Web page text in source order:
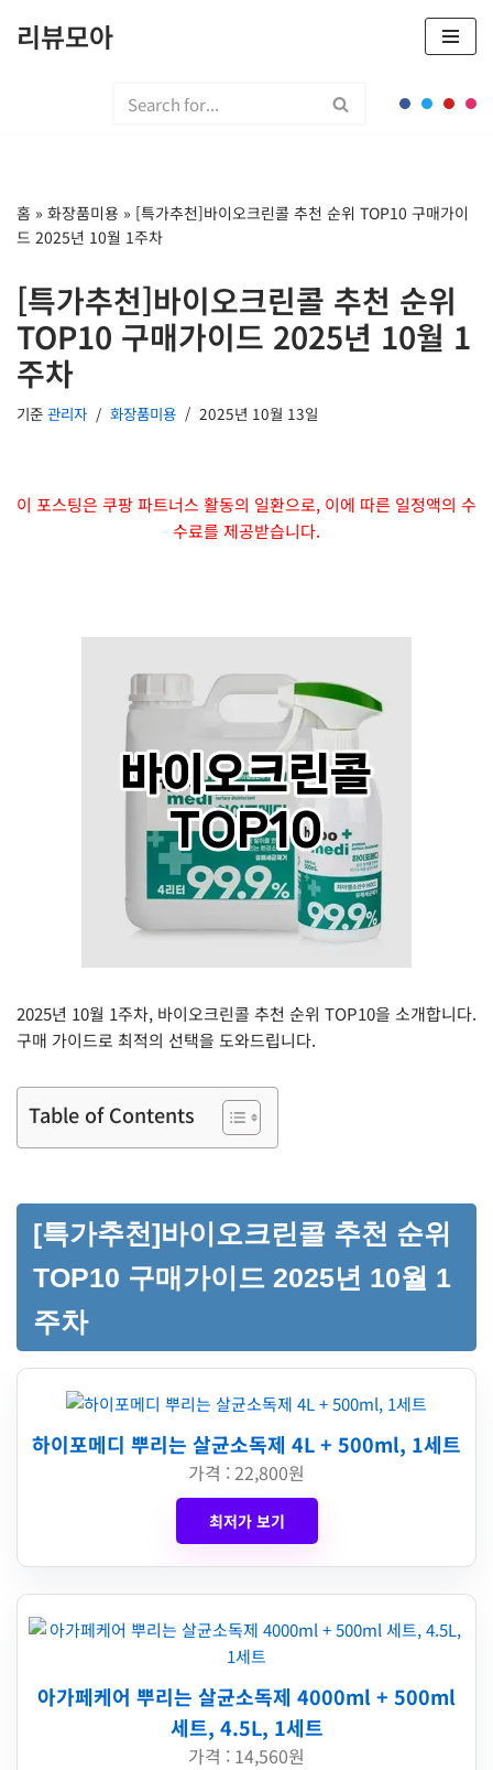
뛰
기
리뷰모아
홈 » 화장품미용 » [특가추천]바이오크린콜 추천 순위 TOP10 구매가이
드 2025년 10월 1주차
[특가추천]바이오크린콜 추천 순위
TOP10 구매가이드 2025년 10월 1
주차
기준 관리자 화장품미용 2025년 10월 13일
이 포스팅은 쿠팡 파트너스 활동의 일환으로, 이에 따른 일정액의 수
수료를 제공받습니다.
2025년 10월 1주차, 바이오크린콜 추천 순위 TOP10을 소개합니다.
구매 가이드로 최적의 선택을 도와드립니다.
Table of Contents
[특가추천]바이오크린콜 추천 순위
TOP10 구매가이드 2025년 10월 1
주차
하이포메디 뿌리는 살균소독제 4L + 500ml, 1세트
가격 : 22,800원
최저가 보기
아가페케어 뿌리는 살균소독제 4000ml + 500ml
세트, 4.5L, 1세트
가격 : 14,560원